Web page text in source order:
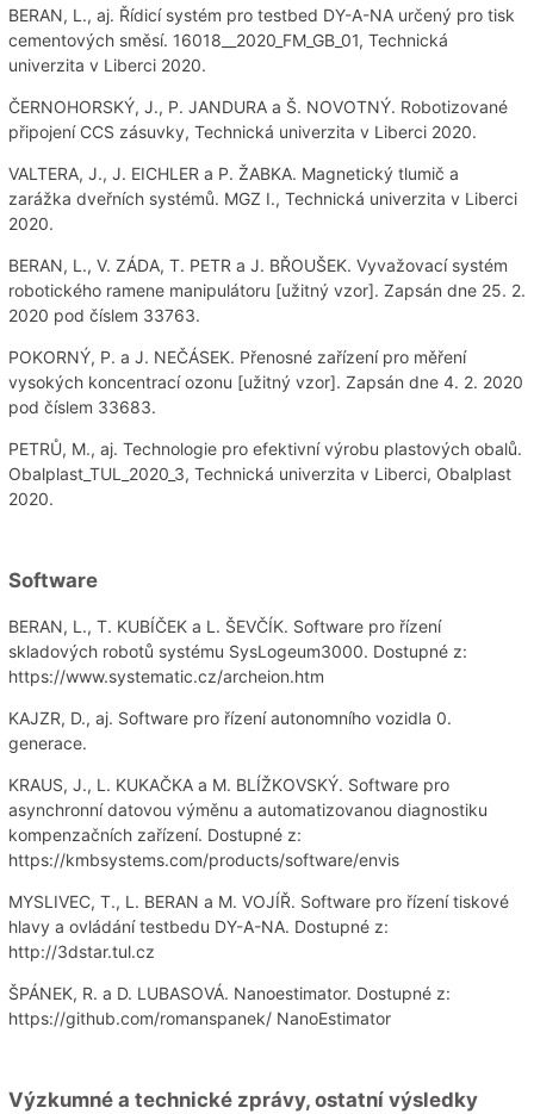
BERAN, L., aj. Řídicí systém pro testbed DY-A-NA určený pro tisk
cementových směsí. 16018__2020_FM_GB_01, Technická
univerzita v Liberci 2020.
ČERNOHORSKÝ, J., P. JANDURA a Š. NOVOTNÝ. Robotizované
připojení CCS zásuvky, Technická univerzita v Liberci 2020.
VALTERA, J., J. EICHLER a P. ŽABKA. Magnetický tlumič a
zarážka dveřních systémů. MGZ I., Technická univerzita v Liberci
2020.
BERAN, L., V. ZÁDA, T. PETR a J. BŘOUŠEK. Vyvažovací systém
robotického ramene manipulátoru [užitný vzor]. Zapsán dne 25. 2.
2020 pod číslem 33763.
POKORNÝ, P. a J. NEČÁSEK. Přenosné zařízení pro měření
vysokých koncentrací ozonu [užitný vzor]. Zapsán dne 4. 2. 2020
pod číslem 33683.
PETRŮ, M., aj. Technologie pro efektivní výrobu plastových obalů.
Obalplast_TUL_2020_3, Technická univerzita v Liberci, Obalplast
2020.
Software
BERAN, L., T. KUBÍČEK a L. ŠEVČÍK. Software pro řízení
skladových robotů systému SysLogeum3000. Dostupné z:
https://www.systematic.cz/archeion.htm
KAJZR, D., aj. Software pro řízení autonomního vozidla 0.
generace.
KRAUS, J., L. KUKAČKA a M. BLÍŽKOVSKÝ. Software pro
asynchronní datovou výměnu a automatizovanou diagnostiku
kompenzačních zařízení. Dostupné z:
https://kmbsystems.com/products/software/envis
MYSLIVEC, T., L. BERAN a M. VOJÍŘ. Software pro řízení tiskové
hlavy a ovládání testbedu DY-A-NA. Dostupné z:
http://3dstar.tul.cz
ŠPÁNEK, R. a D. LUBASOVÁ. Nanoestimator. Dostupné z:
https://github.com/romanspanek/ NanoEstimator
Výzkumné a technické zprávy, ostatní výsledky